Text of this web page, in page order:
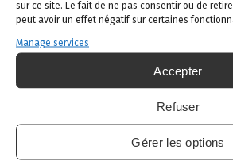
sur ce site. Le fait de ne pas consentir ou de
peut avoir un effet négatif sur certaines
Manage services
Accepter
Refuser
Gérer les options
Intervention ciblée:
produits certifiés, sécurité